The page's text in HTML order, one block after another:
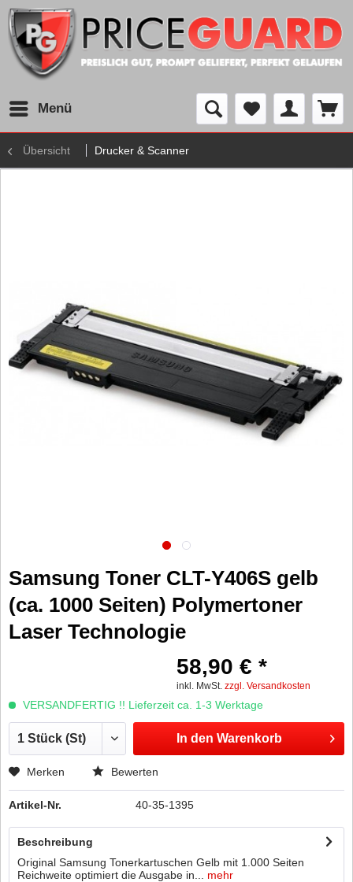
Menü
Übersicht Drucker & Scanner
Samsung Toner CLT-Y406S gelb
(ca. 1000 Seiten) Polymertoner
Laser Technologie
58,90 € *
inkl. MwSt. zzgl. Versandkosten
VERSANDFERTIG !! Lieferzeit ca. 1-3 Werktage
In den Warenkorb
Merken Bewerten
Artikel-Nr. 40-35-1395
Beschreibung
Original Samsung Tonerkartuschen Gelb mit 1.000 Seiten
Reichweite optimiert die Ausgabe in...
mehr